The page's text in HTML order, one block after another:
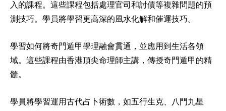
入的課程。這些課程包括處理官司和討債等複雜問題的預
測技巧。學員將學習更高深的風水化解和催運技巧。
學習如何將奇門遁甲學理融會貫通，並應用到生活各領
域。這些課程由香港頂尖命理師主講，傳授奇門遁甲的精
髓。
學員將學習運用古代占卜術數，如五行生克、八門九星